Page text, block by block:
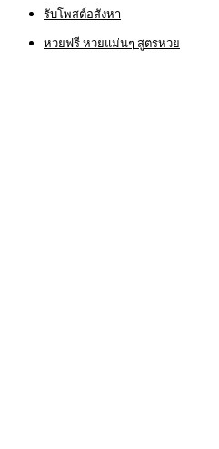
รับโพสต์อสังหา
หวยฟรี หวยแม่นๆ สูตรหวย